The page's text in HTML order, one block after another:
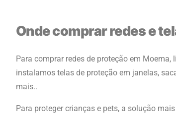
Onde comprar redes e
Para comprar redes de proteção em Moema,
instalamos telas de proteção em janelas,
mais..
Para proteger crianças e pets, a solução